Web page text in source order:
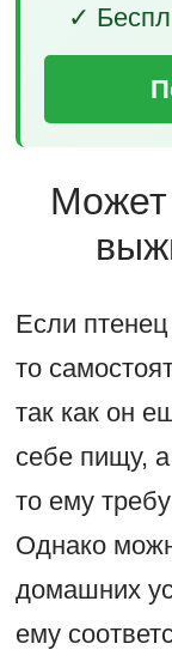
✓
Может
Если
то
так как он
себе пищу,
то ему
Однако
домашних
ему